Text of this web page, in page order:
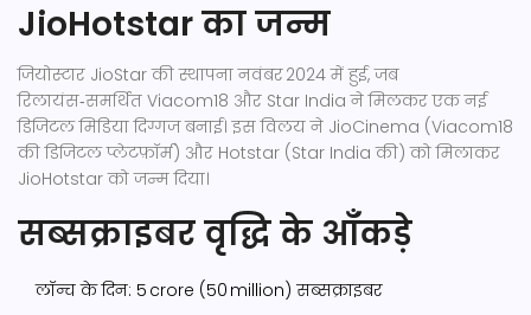
JioHotstar का जन्म
जियोस्टार JioStarकी स्थापना नवंबर 2024 में हुई, जब
रिलायंस‑समर्थित Viacom18 और Star India ने मिलकर एक नई
डिजिटल मिडिया दिग्गज बनाई। इस विलय ने JioCinema (Viacom18
की डिजिटल प्लेटफ़ॉर्म) और Hotstar (Star India की) को मिलाकर
JioHotstarको जन्म दिया।
सब्सक्राइबर वृद्धि के आँकड़े
लॉन्च के दिन: 5 crore (50 million) सब्सक्राइबर